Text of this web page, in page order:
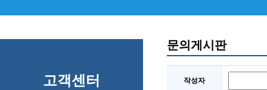
고객센터
문의게시판
작성자